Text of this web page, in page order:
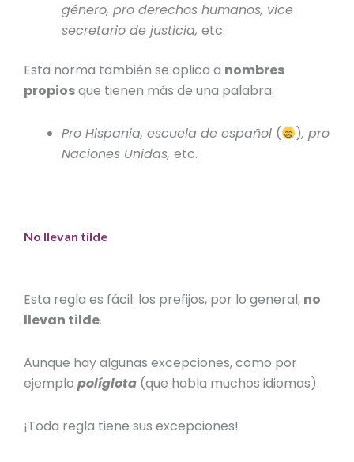
género, pro derechos humanos, vice
secretario de justicia,etc.
Esta norma también se aplica a nombres
propiosque tienen más de una palabra:
Pro Hispania, escuela de español ( ), pro
Naciones Unidas,etc.
No llevan tilde
Esta regla es fácil: los prefijos, por lo general, no
llevan tilde.
Aunque hay algunas excepciones, como por
ejemplopolíglota (que habla muchos idiomas).
¡Toda regla tiene sus excepciones!